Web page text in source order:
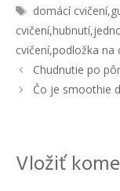
Značky
domácí cvičení,
cvičení,hubnutí,
cvičení,podložka na
Navigácia
článkami
Chudnutie po
Čo je smoothie
Vložiť